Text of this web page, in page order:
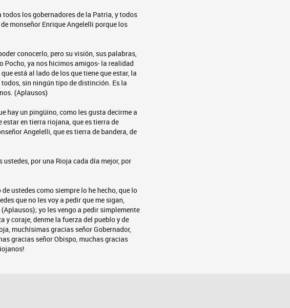
los gobernadores de la Patria, y todos
monseñor Enrique Angelelli porque los
conocerlo, pero su visión, sus palabras,
Pocho, ya nos hicimos amigos- la realidad
está al lado de los que tiene que estar, la
sin ningún tipo de distinción. Es la
(Aplausos)
hay un pingüino, como les gusta decirme a
en tierra riojana, que es tierra de
Angelelli, que es tierra de bandera, de
por una Rioja cada día mejor, por
ustedes como siempre lo he hecho, que lo
que no les voy a pedir que me sigan,
yo les vengo a pedir simplemente
y coraje, denme la fuerza del pueblo y de
muchísimas gracias señor Gobernador,
gracias señor Obispo, muchas gracias